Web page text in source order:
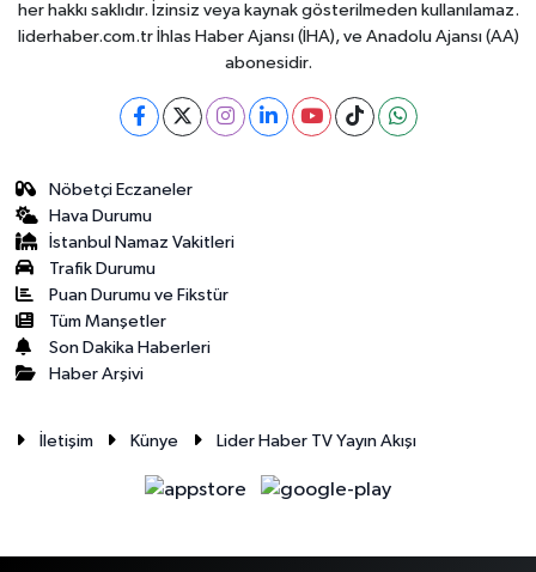
her hakkı saklıdır. İzinsiz veya kaynak gösterilmeden kullanılamaz.
liderhaber.com.tr İhlas Haber Ajansı (İHA), ve Anadolu Ajansı (AA)
abonesidir.
Nöbetçi Eczaneler
Hava Durumu
İstanbul Namaz Vakitleri
Trafik Durumu
Puan Durumu ve Fikstür
Tüm Manşetler
Son Dakika Haberleri
Haber Arşivi
İletişim Künye Lider Haber TV Yayın Akışı